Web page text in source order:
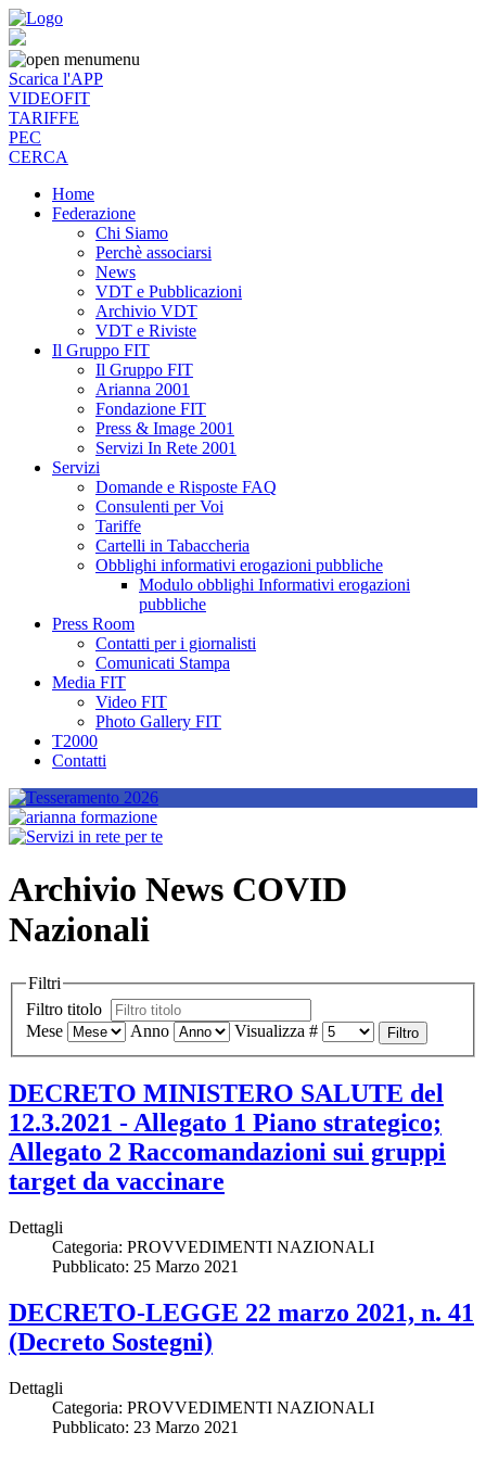
menu
Scarica l'APP
VIDEOFIT
TARIFFE
PEC
CERCA
Home
Federazione
Chi Siamo
Perchè associarsi
News
VDT e Pubblicazioni
Archivio VDT
VDT e Riviste
Il Gruppo FIT
Il Gruppo FIT
Arianna 2001
Fondazione FIT
Press & Image 2001
Servizi In Rete 2001
Servizi
Domande e Risposte FAQ
Consulenti per Voi
Tariffe
Cartelli in Tabaccheria
Obblighi informativi erogazioni pubbliche
Modulo obblighi Informativi erogazioni
pubbliche
Press Room
Contatti per i giornalisti
Comunicati Stampa
Media FIT
Video FIT
Photo Gallery FIT
T2000
Contatti
Archivio News COVID
Nazionali
Filtri
Filtro titolo
Mese
Anno Visualizza # Filtro
DECRETO MINISTERO SALUTE del
12.3.2021 - Allegato 1 Piano strategico;
Allegato 2 Raccomandazioni sui gruppi
target da vaccinare
Dettagli
Categoria: PROVVEDIMENTI NAZIONALI
Pubblicato: 25 Marzo 2021
DECRETO-LEGGE 22 marzo 2021, n. 41
(Decreto Sostegni)
Dettagli
Categoria: PROVVEDIMENTI NAZIONALI
Pubblicato: 23 Marzo 2021